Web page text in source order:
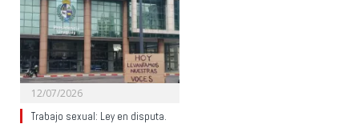
12/07/2026
Trabajo sexual: Ley en disputa.